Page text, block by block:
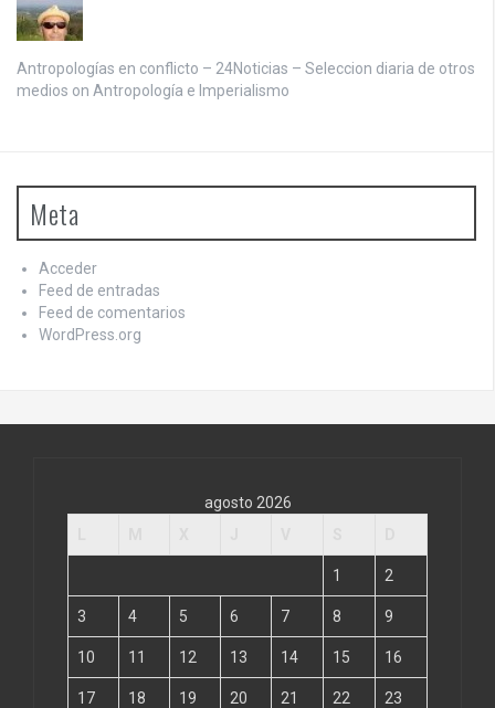
Antropologías en conflicto – 24Noticias – Seleccion diaria de otros
medios on Antropología e Imperialismo
Meta
Acceder
Feed de entradas
Feed de comentarios
WordPress.org
agosto 2026
1 2
3 4 5 6 7 8 9
10 11 12 13 14 15 16
17 18 19 20 21 22 23